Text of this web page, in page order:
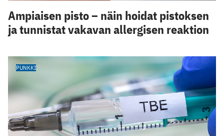
Ampiaisen pisto – näin hoidat pistoksen
ja tunnistat vakavan allergisen reaktion
PUNKKI